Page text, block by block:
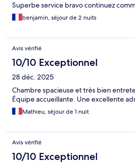
Superbe service bravo continuez
benjamin, séjour de 2 nuits
Avis vérifié
10/10 Exceptionnel
28 déc. 2025
Chambre spacieuse et très bien
Équipe accueillante. Une excellente
Mathieu, séjour de 1 nuit
Avis vérifié
10/10 Exceptionnel